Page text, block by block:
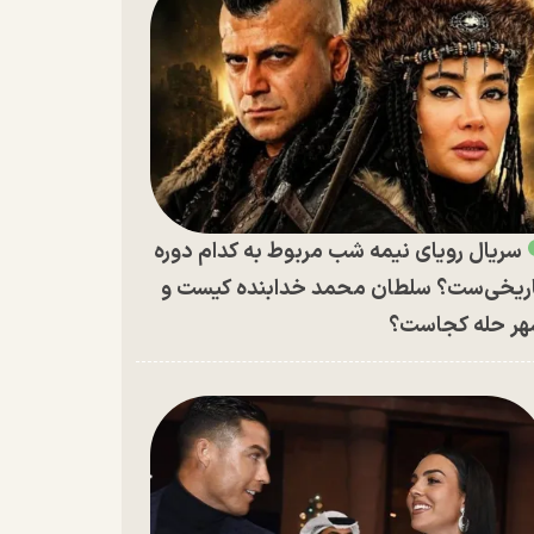
سریال رویای نیمه شب مربوط به کدام دوره
سلطان محمد خدابنده کیست و
حله کجاست؟